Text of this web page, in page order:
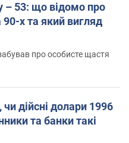
– 53: що відомо про
х та який вигляд
про особисте щастя
дійсні долари 1996
та банки такі